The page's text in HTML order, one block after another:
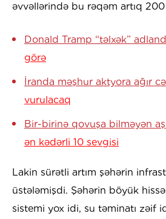
əvvəllərində bu rəqəm artıq 200
Donald Tramp “təlxək”
görə
İranda məşhur aktyora ağır
vurulacaq
Bir-birinə qovuşa bilməyən
ən kədərli 10 sevgisi
Lakin sürətli artım şəhərin
üstələmişdi. Şəhərin böyük
sistemi yox idi, su təminatı zəif